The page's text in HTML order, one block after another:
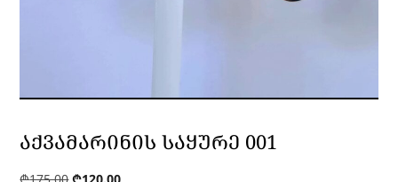
ᲐᲥᲕᲐᲛᲐᲠᲘᲜᲘᲡ ᲡᲐᲧᲣᲠᲔ 001
₾175.00 ₾120.00